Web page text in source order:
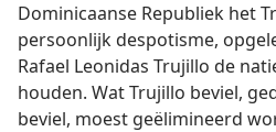
Dominicaanse Republiek het
persoonlijk despotisme,
Rafael Leonidas Trujillo de
houden. Wat Trujillo beviel,
beviel, moest geëlimineerd